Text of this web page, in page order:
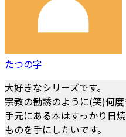
たつの字
大好きなシリーズです。
宗教の勧誘のように(笑)何
手元にある本はすっかり日
ものを手にしたいです。